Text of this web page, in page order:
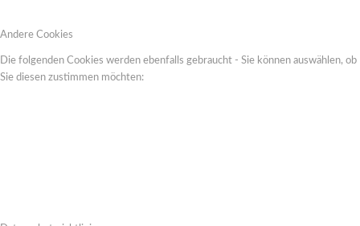
Andere Cookies
Die folgenden Cookies werden ebenfalls gebraucht - Sie können auswählen, ob
Sie diesen zustimmen möchten: